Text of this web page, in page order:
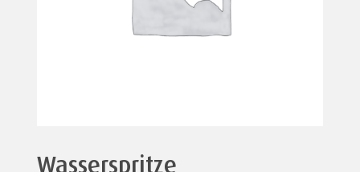
Wasserspritze